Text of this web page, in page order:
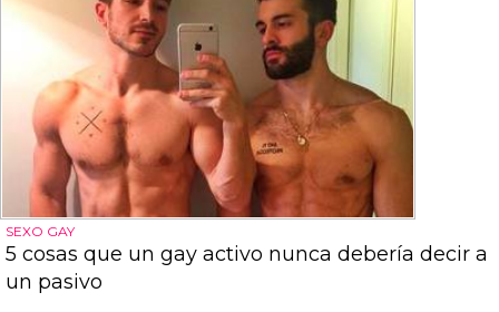
SEXO GAY
5 cosas que un gay activo nunca debería decir a
un pasivo